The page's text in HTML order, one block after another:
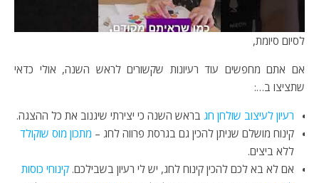
לסיום סיומת,
אם אתם מחפשים עוד רעיונות שקשורים לראש השנה, אולי כדאי
שתציצו ב…:
רעיון לעיצוב שולחן חג בראש השנה כי יצירתי שיגנוב את כל ההצגה.
קינוח מושלם שניתן להכין גם בגרסת פרווה לחג – מתכון מוס שוקולד
ללא ביצים.
אם לא בא לכם להכין קינוח לחג, יש לי רעיון בשבילכם. קינוחי כוסות